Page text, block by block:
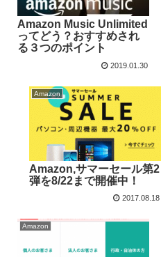
Amazon Music Unlimited
ってどう？おすすめされ
る３つのポイント
2019.01.30
Amazon
Amazon,サマーセール第2
弾を8/22まで開催中！
2017.08.18
Amazon